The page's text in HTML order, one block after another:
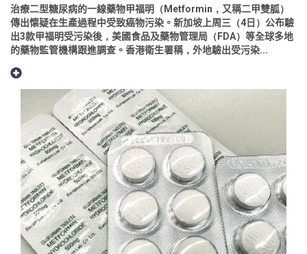
治療二型糖尿病的一線藥物甲福明（Metformin，又稱二甲雙胍）
傳出懷疑在生產過程中受致癌物污染。新加坡上周三（4日）公布驗
出3款甲福明受污染後，美國食品及藥物管理局（FDA）等全球多地
的藥物監管機構跟進調查。香港衛生署稱，外地驗出受污染...